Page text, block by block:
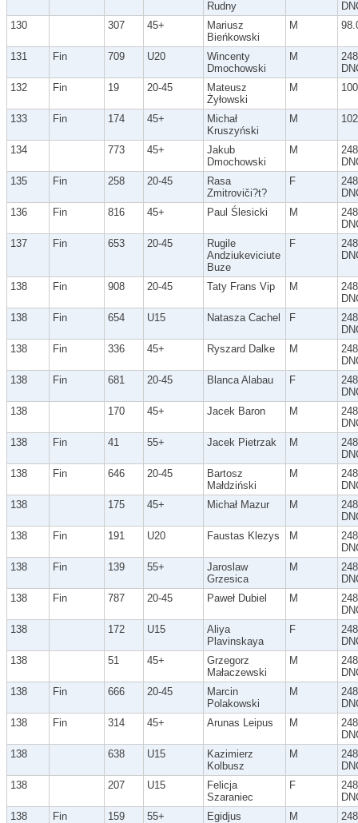
Rudny
130
307 45+
Mariusz
Bieńkowski
M
131 Fin 709 U20
Wincenty
Dmochowski
M
132
Fin 19 20-45
Mateusz
Żyłowski
M
133 Fin 174 45+
Michał
Kruszyński
M
134 773 45+
Jakub
Dmochowski
M
135
Fin 258 20-45
Rasa
Zmitroviči?t?
F
136
Fin 816 45+ Paul Ślesicki M
137
Fin 653 20-45
Rugile
Andziukeviciute
Buze
F
138 Fin 908 20-45 Taty Frans Vip M
138
Fin 654 U15 Natasza Cachel F
138
Fin 336 45+ Ryszard Dalke M
138
Fin 681 20-45 Blanca Alabau F
138
170 45+ Jacek Baron M
138
Fin 41 55+ Jacek Pietrzak M
138
Fin 646 20-45
Bartosz
Małdziński
M
138
175 45+ Michał Mazur M
138
Fin 191 U20 Faustas Klezys M
138
Fin 139 55+
Jaroslaw
Grzesica
M
138
Fin 787 20-45 Paweł Dubiel M
138
172 U15
Aliya
Plavinskaya
F
138
51 45+
Grzegorz
Małaczewski
M
138
Fin 666 20-45
Marcin
Polakowski
M
138
Fin 314 45+ Arunas Leipus M
138
638 U15
Kazimierz
Kolbusz
M
138
207 U15
Felicja
Szaraniec
F
138
Fin 159 55+
Egidjus
M